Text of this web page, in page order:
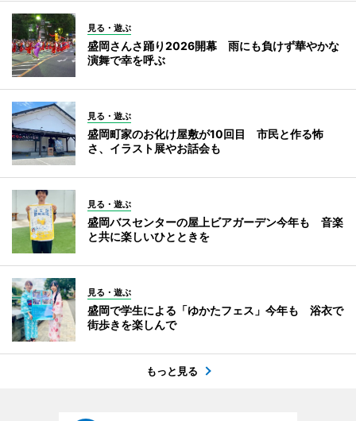
見る・遊ぶ
盛岡さんさ踊り2026開幕 雨にも負けず華やかな
演舞で幸を呼ぶ
見る・遊ぶ
盛岡町家のお化け屋敷が10回目 市民と作る怖
さ、イラスト展やお話会も
見る・遊ぶ
盛岡バスセンターの屋上ビアガーデン今年も 音楽
と共に楽しいひとときを
見る・遊ぶ
盛岡で学生による「ゆかたフェス」今年も 浴衣で
街歩きを楽しんで
もっと見る